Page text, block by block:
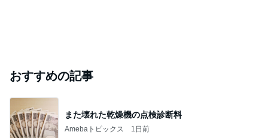
おすすめの記事
また壊れた乾燥機の点検診断料
Amebaトピックス 1日前